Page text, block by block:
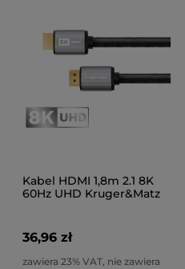
Kabel HDMI 1,8m 2.1 8K
60Hz UHD Kruger&Matz
36,96 zł
zawiera 23% VAT, nie zawiera